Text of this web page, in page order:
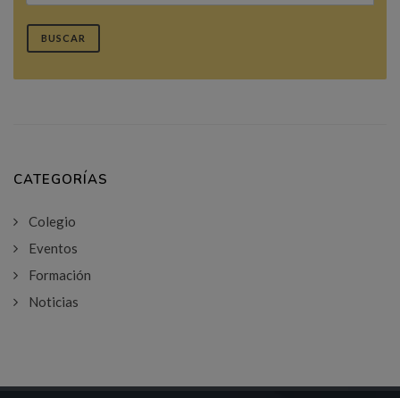
BUSCAR
CATEGORÍAS
Colegio
Eventos
Formación
Noticias